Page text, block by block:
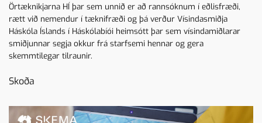
Örtæknikjarna HÍ þar sem unnið er að rannsóknum í eðlisfræði,
rætt við nemendur í tæknifræði og þá verður Vísindasmiðja
Háskóla Íslands í Háskólabíói heimsótt þar sem vísindamiðlarar
smiðjunnar segja okkur frá starfsemi hennar og gera
skemmtilegar tilraunir.
Skoða